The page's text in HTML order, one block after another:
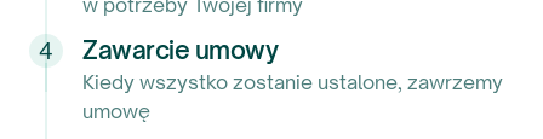
4 Zawarcie umowy
Kiedy wszystko zostanie ustalone, zawrzemy
umowę